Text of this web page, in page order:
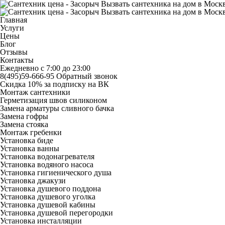
Вызвать сантехника на дом в
Вызвать сантехника на дом в
Главная
Услуги
Цены
Блог
Отзывы
Контакты
Ежедневно с 7:00 до 23:00
8(495)59-666-95 Обратный звонок
Скидка 10% за подписку на ВК
Монтаж сантехники
Герметизация швов силиконом
Замена арматуры сливного бачка
Замена гофры
Замена стояка
Монтаж гребенки
Установка биде
Установка ванны
Установка водонагревателя
Установка водяного насоса
Установка гигиенического душа
Установка джакузи
Установка душевого поддона
Установка душевого уголка
Установка душевой кабины
Установка душевой перегородки
Установка инсталляции